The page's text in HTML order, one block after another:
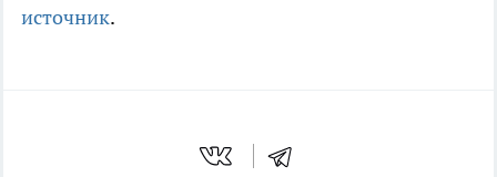
источник.